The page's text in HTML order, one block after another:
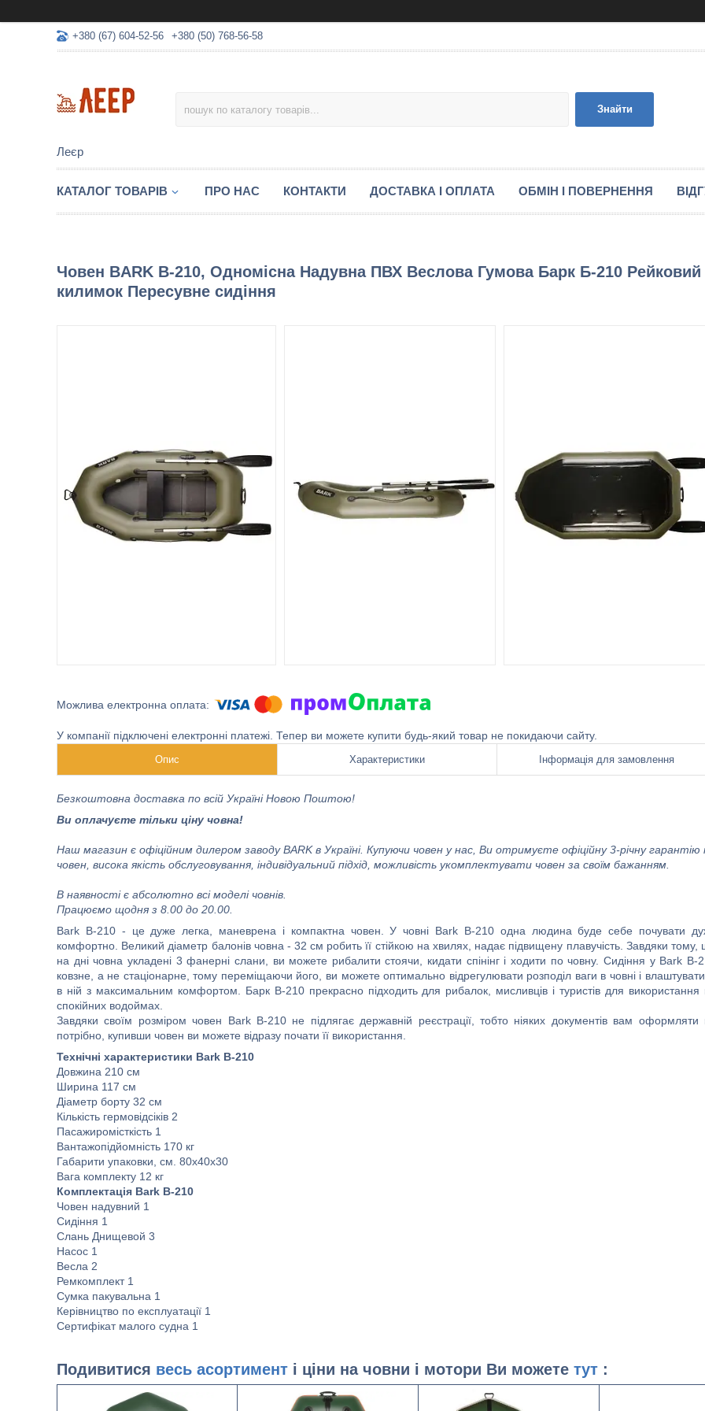
+380 (67) 604-52-56 +380 (50) 768-56-58
Леєр
Знайти
КАТАЛОГ ТОВАРІВ ПРО НАС КОНТАКТИ ДОСТАВКА І ОПЛАТА ОБМІН І ПОВЕРНЕННЯ
Човен BARK B-210, Одномісна Надувна ПВХ Веслова Гумова Барк Б-210 Рейковий
килимок Пересувне сидіння
У компанії підключені електронні платежі. Тепер ви можете купити будь-який товар не покидаючи сайту.
Опис Характеристики Інформація для замовлення
Безкоштовна доставка по всій Україні Новою Поштою!
Ви оплачуєте тільки ціну човна!
Наш магазин є офіційним дилером заводу BARK в Україні. Купуючи човен у нас, Ви отримуєте офіційну 3-річну гарантію
човен, висока якість обслуговування, індивідуальний підхід, можливість укомплектувати човен за своїм бажанням.
В наявності є абсолютно всі моделі човнів.
Працюємо щодня з 8.00 до 20.00.
Bark B-210 - це дуже легка, маневрена і компактна човен. У човні Bark B-210 одна людина буде себе почувати
комфортно. Великий діаметр балонів човна - 32 см робить її стійкою на хвилях, надає підвищену плавучість. Завдяки тому,
на дні човна укладені 3 фанерні слани, ви можете рибалити стоячи, кидати спінінг і ходити по човну. Сидіння у Bark B-
ковзне, а не стаціонарне, тому переміщаючи його, ви можете оптимально відрегулювати розподіл ваги в човні і
в ній з максимальним комфортом. Барк B-210 прекрасно підходить для рибалок, мисливців і туристів для використання
спокійних водоймах.
Завдяки своїм розміром човен Bark B-210 не підлягає державній реєстрації, тобто ніяких документів вам оформляти
потрібно, купивши човен ви можете відразу почати її використання.
Технічні характеристики Bark B-210
Довжина 210 см
Ширина 117 см
Діаметр борту 32 см
Кількість гермовідсіків 2
Пасажиромісткість 1
Вантажопідйомність 170 кг
Габарити упаковки, см. 80х40х30
Вага комплекту 12 кг
Комплектація Bark B-210
Човен надувний 1
Сидіння 1
Слань Днищевой 3
Насос 1
Весла 2
Ремкомплект 1
Сумка пакувальна 1
Керівництво по експлуатації 1
Сертифікат малого судна 1
Подивитися весь асортимент і ціни на човни і мотори Ви можете тут :